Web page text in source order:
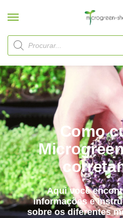
Página inicial / Visão geral de todos os
Como
Aqui você
informações e
sobre os diferentes